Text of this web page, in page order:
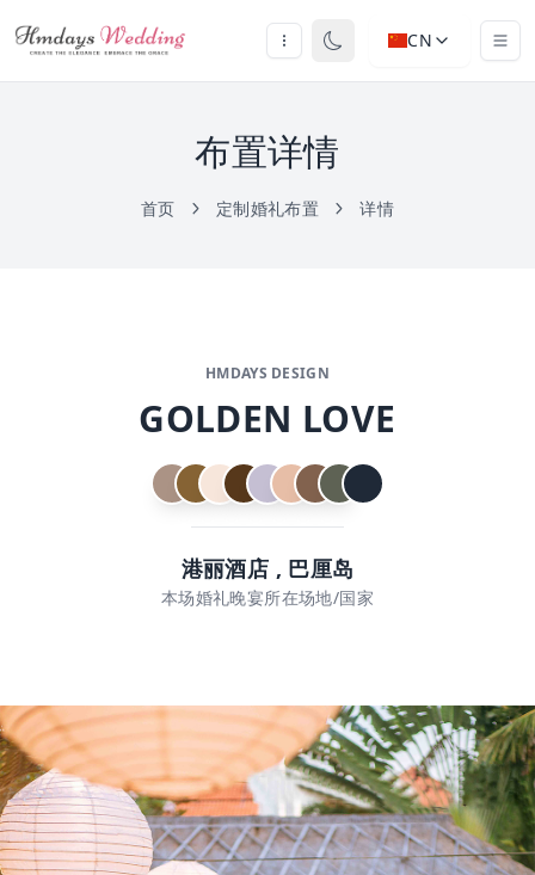
CN
布置详情
首页 定制婚礼布置 详情
HMDAYS DESIGN
GOLDEN LOVE
港丽酒店 , 巴厘岛
本场婚礼晚宴所在场地/国家